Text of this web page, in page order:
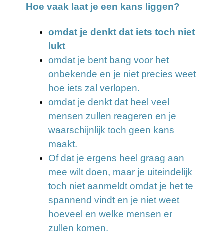
Hoe vaak laat je een kans liggen?
omdat je denkt dat iets toch niet
lukt
omdat je bent bang voor het
onbekende en je niet precies weet
hoe iets zal verlopen.
omdat je denkt dat heel veel
mensen zullen reageren en je
waarschijnlijk toch geen kans
maakt.
Of dat je ergens heel graag aan
mee wilt doen, maar je uiteindelijk
toch niet aanmeldt omdat je het te
spannend vindt en je niet weet
hoeveel en welke mensen er
zullen komen.